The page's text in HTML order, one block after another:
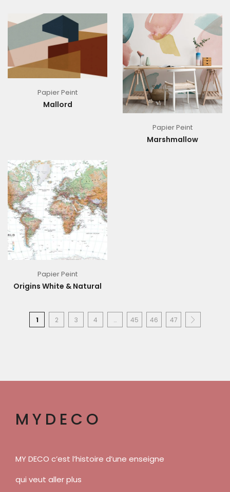
Papier Peint
Mallord
Papier Peint
Marshmallow
Papier Peint
Origins White & Natural
1 2 3 4 … 45 46 47
MYDECO
MY DECO c’est l’histoire d’une enseigne
qui veut aller plus